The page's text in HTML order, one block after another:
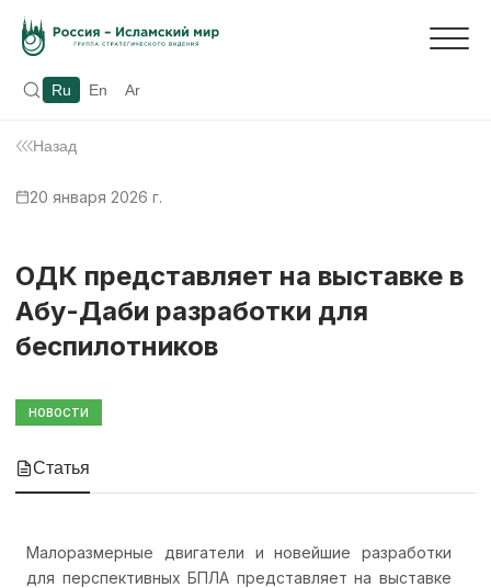
Ru En Ar
Назад
20 января 2026 г.
ОДК представляет на выставке в
Абу-Даби разработки для
беспилотников
НОВОСТИ
Статья
Малоразмерные двигатели и новейшие разработки
для перспективных БПЛА представляет на выставке